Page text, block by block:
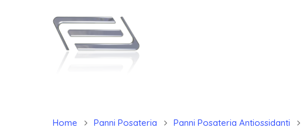
Home Panni Posateria Panni Posateria Antiossidanti